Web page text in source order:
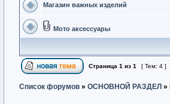
Магазин важных изделий
Мото аксессуары
Страница 1 из 1 [ Тем: 4 ]
Список форумов » ОСНОВНОЙ РАЗДЕЛ »